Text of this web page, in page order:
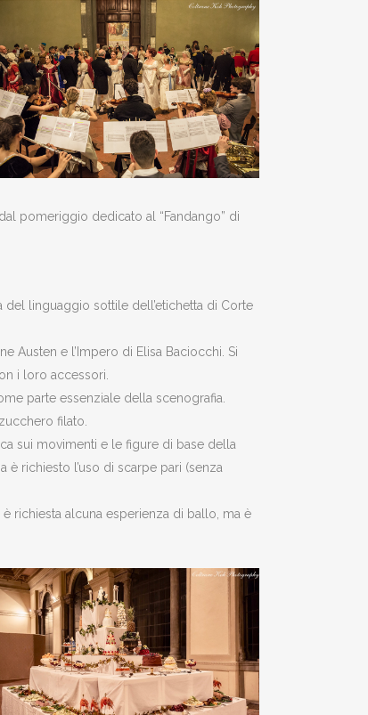
pomeriggio dedicato al “Fandango” di
del linguaggio sottile dell’etichetta di Corte
Austen e l’Impero di Elisa Baciocchi. Si
i loro accessori.
parte essenziale della scenografia.
filato.
sui movimenti e le figure di base della
richiesto l’uso di scarpe pari (senza
richiesta alcuna esperienza di ballo, ma è